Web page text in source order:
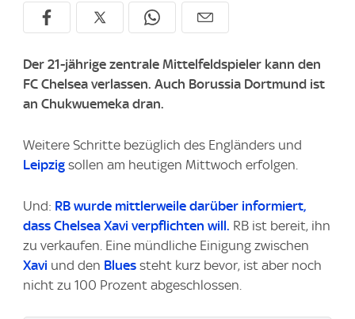
Der 21-jährige zentrale Mittelfeldspieler kann den
FC Chelsea verlassen. Auch Borussia Dortmund ist
an Chukwuemeka dran.
Weitere Schritte bezüglich des Engländers und
Leipzig sollen am heutigen Mittwoch erfolgen.
Und: RB wurde mittlerweile darüber informiert,
dass Chelsea Xavi verpflichten will. RB ist bereit, ihn
zu verkaufen. Eine mündliche Einigung zwischen
Xavi und den Blues steht kurz bevor, ist aber noch
nicht zu 100 Prozent abgeschlossen.